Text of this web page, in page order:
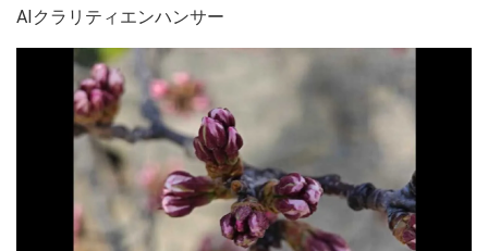
AIクラリティエンハンサー